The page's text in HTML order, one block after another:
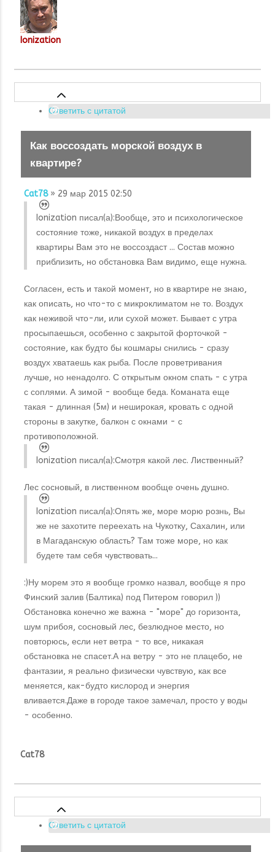
Ionization
Ответить с цитатой
Как воссоздать морской воздух в
квартире?
Cat78» 29 мар 2015 02:50
Ionization писал(а):Вообще, это и психологическое
состояние тоже, никакой воздух в пределах
квартиры Вам это не воссоздаст ... Состав можно
приблизить, но обстановка Вам видимо, еще нужна.
Согласен, есть и такой момент, но в квартире не знаю,
как описать, но что-то с микроклиматом не то. Воздух
как неживой что-ли, или сухой может. Бывает с утра
просыпаешься, особенно с закрытой форточкой -
состояние, как будто бы кошмары снились - сразу
воздух хватаешь как рыба. После проветривания
лучше, но ненадолго. С открытым окном спать - с утра
с соплями. А зимой - вообще беда. Команата еще
такая - длинная (5м) и неширокая, кровать с одной
стороны в закутке, балкон с окнами - с
противоположной.
Ionization писал(а):Смотря какой лес. Лиственный?
Лес сосновый, в лиственном вообще очень душно.
Ionization писал(а):Опять же, море морю рознь, Вы
же не захотите переехать на Чукотку, Сахалин, или
в Магаданскую область? Там тоже море, но как
будете там себя чувствовать...
:)Ну морем это я вообще громко назвал, вообще я про
Финский залив (Балтика) под Питером говорил ))
Обстановка конечно же важна - "море" до горизонта,
шум прибоя, сосновый лес, безлюдное место, но
повторюсь, если нет ветра - то все, никакая
обстановка не спасет.А на ветру - это не плацебо, не
фантазии, я реально физически чувствую, как все
меняется, как-будто кислород и энергия
вливается.Даже в городе такое замечал, просто у воды
- особенно.
Cat78
Ответить с цитатой